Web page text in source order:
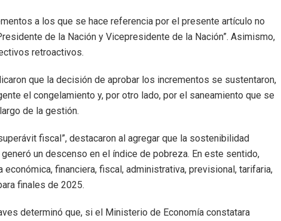
a los que se hace referencia por el presente artículo no
de la Nación y Vicepresidente de la Nación”. Asimismo,
retroactivos.
que la decisión de aprobar los incrementos se sustentaron,
el congelamiento y, por otro lado, por el saneamiento que se
de la gestión.
fiscal”, destacaron al agregar que la sostenibilidad
un descenso en el índice de pobreza. En este sentido,
financiera, fiscal, administrativa, previsional, tarifaria,
finales de 2025.
determinó que, si el Ministerio de Economía constatara